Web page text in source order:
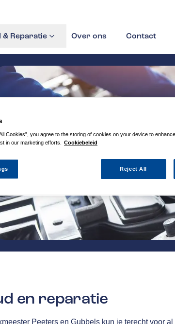
Reparatie Over ons Contact
en reparatie
Peeters en Gubbels kun je terecht voor
Cookies”, you agree to the storing of cookies on your device to
in our marketing efforts.
Cookiebeleid
Reject All